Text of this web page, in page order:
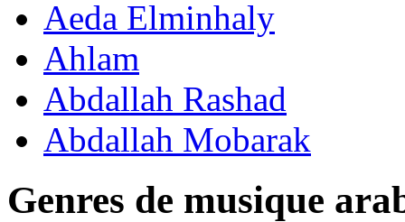
Aeda Elminhaly
Ahlam
Abdallah Rashad
Abdallah Mobarak
Genres de musique